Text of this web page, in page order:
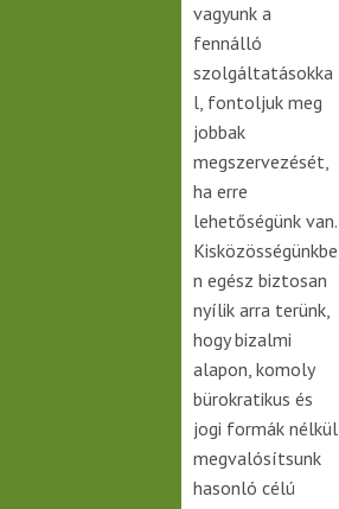
vagyunk a
fennálló
szolgáltatásokka
l, fontoljuk meg
jobbak
megszervezését,
ha erre
lehetőségünk van.
Kisközösségünkbe
n egész biztosan
nyílik arra terünk,
hogy bizalmi
alapon, komoly
bürokratikus és
jogi formák nélkül
megvalósítsunk
hasonló célú